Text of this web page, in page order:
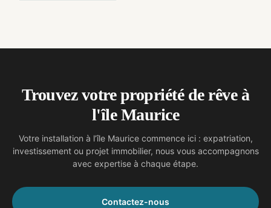
Trouvez votre propriété de rêve à
l'île Maurice
Votre installation à l’île Maurice commence ici : expatriation,
investissement ou projet immobilier, nous vous accompagnons
avec expertise à chaque étape.
Contactez-nous